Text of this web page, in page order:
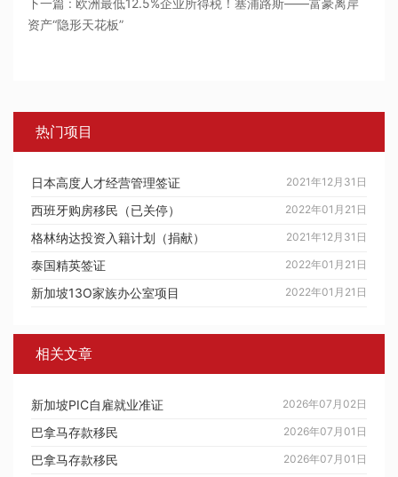
下一篇 : 欧洲最低12.5%企业所得税！塞浦路斯——富豪离岸
资产“隐形天花板”
热门项目
2021年12月31日
日本高度人才经营管理签证
2022年01月21日
西班牙购房移民（已关停）
2021年12月31日
格林纳达投资入籍计划（捐献）
2022年01月21日
泰国精英签证
2022年01月21日
新加坡13O家族办公室项目
相关文章
2026年07月02日
新加坡PIC自雇就业准证
2026年07月01日
巴拿马存款移民
2026年07月01日
巴拿马存款移民